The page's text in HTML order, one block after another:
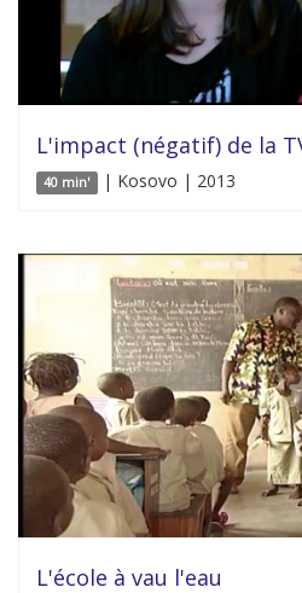
L'impact (négatif) de la
40 min' | Kosovo | 2013
L'école à vau l'eau